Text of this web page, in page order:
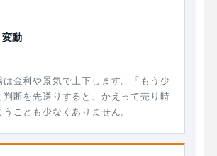
変動
は金利や景気で上下します。「もう少
判断を先送りすると、かえって売り時
ことも少なくありません。